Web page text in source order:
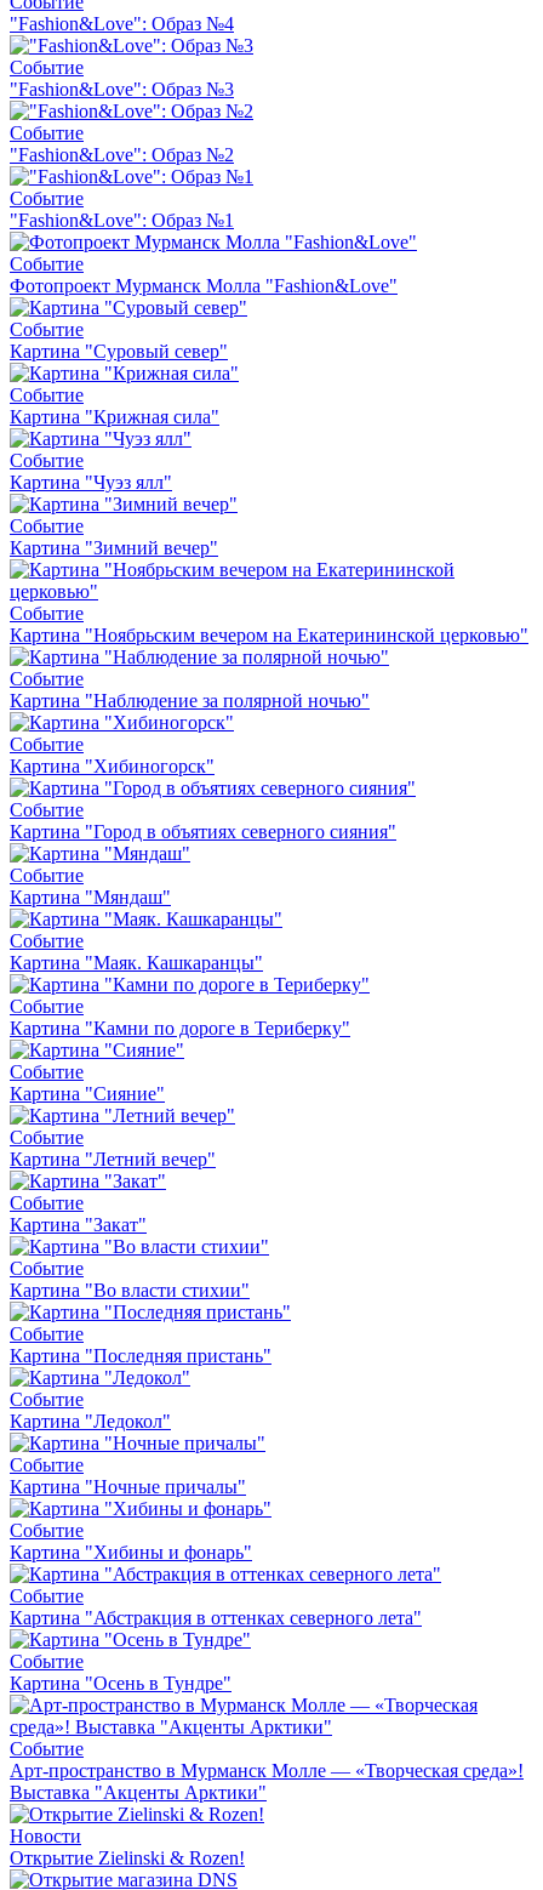
"Fashion&Love": Образ №4
Событие
"Fashion&Love": Образ №3
Событие
"Fashion&Love": Образ №2
Событие
"Fashion&Love": Образ №1
Событие
Фотопроект Мурманск Молла "Fashion&Love"
Событие
Картина "Суровый север"
Событие
Картина "Крижная сила"
Событие
Картина "Чуэз ялл"
Событие
Картина "Зимний вечер"
Событие
Картина "Ноябрьским вечером на Екатерининской церковью"
Событие
Картина "Наблюдение за полярной ночью"
Событие
Картина "Хибиногорск"
Событие
Картина "Город в объятиях северного сияния"
Событие
Картина "Мяндаш"
Событие
Картина "Маяк. Кашкаранцы"
Событие
Картина "Камни по дороге в Териберку"
Событие
Картина "Сияние"
Событие
Картина "Летний вечер"
Событие
Картина "Закат"
Событие
Картина "Во власти стихии"
Событие
Картина "Последняя пристань"
Событие
Картина "Ледокол"
Событие
Картина "Ночные причалы"
Событие
Картина "Хибины и фонарь"
Событие
Картина "Абстракция в оттенках северного лета"
Событие
Картина "Осень в Тундре"
Событие
Арт-пространство в Мурманск Молле — «Творческая среда»!
Выставка "Акценты Арктики"
Новости
Открытие Zielinski & Rozen!